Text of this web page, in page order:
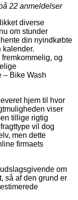
22 anmeldelser
diverse
om stunder
din nyindkøbte
og
– Bike Wash
hjem til hvor
viser
tillige rigtig
vil dog
men dette
firmaets
om
så af den grund er